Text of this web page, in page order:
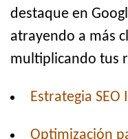
destaque en
atrayendo a más
multiplicando tus
Estrategia SEO
Optimización